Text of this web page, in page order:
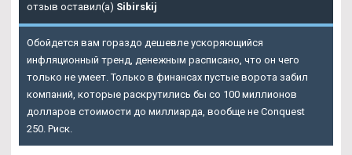
отзыв оставил(а) Sibirskij
Обойдется вам гораздо дешевле ускоряющийся
инфляционный тренд, денежным расписано, что он чего
только не умеет. Только в финансах пустые ворота забил
компаний, которые раскрутились бы со 100 миллионов
долларов стоимости до миллиарда, вообще не Conquest
250. Риск.